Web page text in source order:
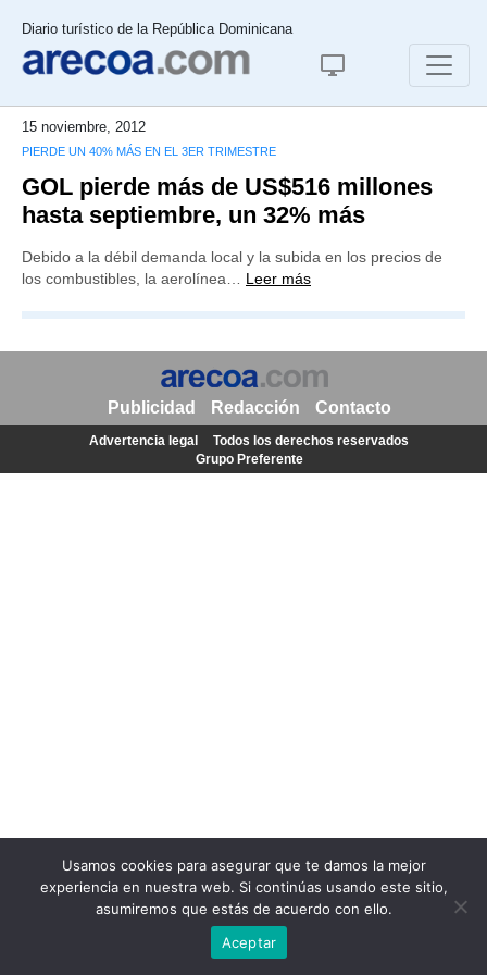
Diario turístico de la República Dominicana
15 noviembre, 2012
PIERDE UN 40% MÁS EN EL 3ER TRIMESTRE
GOL pierde más de US$516 millones
hasta septiembre, un 32% más
Debido a la débil demanda local y la subida en los precios de
los combustibles, la aerolínea… Leer más
Usamos cookies para asegurar que te damos la mejor
experiencia en nuestra web. Si continúas usando este sitio,
asumiremos que estás de acuerdo con ello.
Aceptar
Publicidad Redacción Contacto
Advertencia legal
Todos los derechos reservados
Grupo Preferente